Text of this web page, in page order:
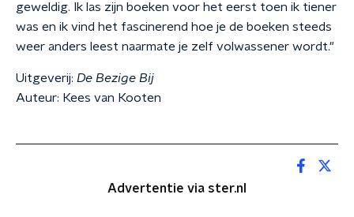
geweldig. Ik las zijn boeken voor het eerst toen ik tiener
was en ik vind het fascinerend hoe je de boeken steeds
weer anders leest naarmate je zelf volwassener wordt."
Uitgeverij: De Bezige Bij
Auteur: Kees van Kooten
Advertentie via ster.nl